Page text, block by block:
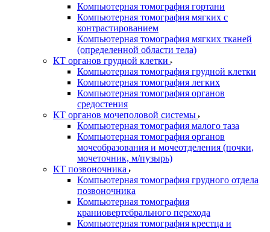
Компьютерная томография гортани
Компьютерная томография мягких с
контрастированием
Компьютерная томография мягких тканей
(определенной области тела)
КТ органов грудной клетки
Компьютерная томография грудной клетки
Компьютерная томография легких
Компьютерная томография органов
средостения
КТ органов мочеполовой системы
Компьютерная томография малого таза
Компьютерная томография органов
мочеобразования и мочеотделения (почки,
мочеточник, м/пузырь)
КТ позвоночника
Компьютерная томография грудного отдела
позвоночника
Компьютерная томография
краниовертебрального перехода
Компьютерная томография крестца и